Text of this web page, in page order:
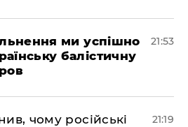
ми успішно
балістичну
21:53
чому російські 21:19